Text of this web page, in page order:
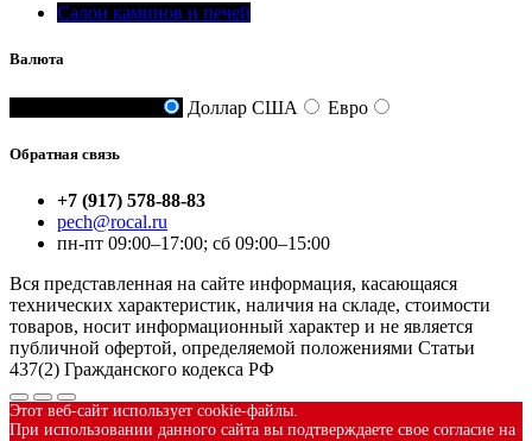
Салон каминов и печей
Валюта
Доллар США Евро
Обратная связь
+7 (917) 578-88-83
pech@rocal.ru
пн-пт 09:00–17:00; сб 09:00–15:00
Вся представленная на сайте информация, касающаяся
технических характеристик, наличия на складе, стоимости
товаров, носит информационный характер и не является
публичной офертой, определяемой положениями Статьи
437(2) Гражданского кодекса РФ
Этот веб-сайт использует cookie-файлы.
При использовании данного сайта вы подтверждаете свое согласие на